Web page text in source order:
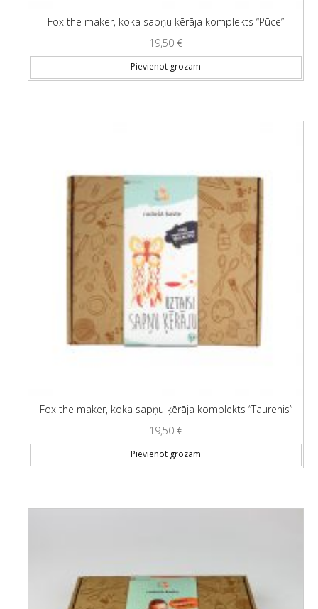
Fox the maker, koka sapņu ķērāja komplekts “Pūce”
19,50 €
Pievienot grozam
Fox the maker, koka sapņu ķērāja komplekts “Taurenis”
19,50 €
Pievienot grozam